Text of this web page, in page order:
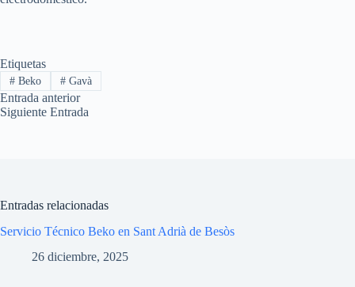
Etiquetas
#Beko #Gavà
Entrada anterior
Siguiente Entrada
Entradas relacionadas
Servicio Técnico Beko en Sant Adrià de Besòs
26 diciembre, 2025